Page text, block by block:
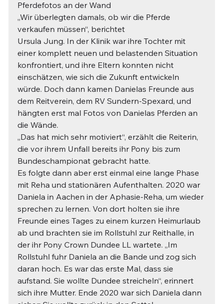
Pferdefotos an der Wand
„Wir überlegten damals, ob wir die Pferde
verkaufen müssen“, berichtet
Ursula Jung. In der Klinik war ihre Tochter mit
einer komplett neuen und belastenden Situation
konfrontiert, und ihre Eltern konnten nicht
einschätzen, wie sich die Zukunft entwickeln
würde. Doch dann kamen Danielas Freunde aus
dem Reitverein, dem RV Sundern-Spexard, und
hängten erst mal Fotos von Danielas Pferden an
die Wände.
„Das hat mich sehr motiviert“, erzählt die Reiterin,
die vor ihrem Unfall bereits ihr Pony bis zum
Bundeschampionat gebracht hatte.
Es folgte dann aber erst einmal eine lange Phase
mit Reha und stationären Aufenthalten. 2020 war
Daniela in Aachen in der Aphasie-Reha, um wieder
sprechen zu lernen. Von dort holten sie ihre
Freunde eines Tages zu einem kurzen Heimurlaub
ab und brachten sie im Rollstuhl zur Reithalle, in
der ihr Pony Crown Dundee LL wartete. „Im
Rollstuhl fuhr Daniela an die Bande und zog sich
daran hoch. Es war das erste Mal, dass sie
aufstand. Sie wollte Dundee streicheln“, erinnert
sich ihre Mutter. Ende 2020 war sich Daniela dann